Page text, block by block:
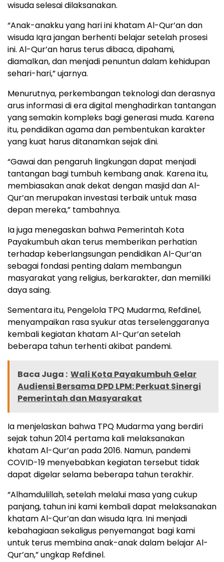
wisuda selesai dilaksanakan.
“Anak-anakku yang hari ini khatam Al-Qur’an dan
wisuda Iqra jangan berhenti belajar setelah prosesi
ini. Al-Qur’an harus terus dibaca, dipahami,
diamalkan, dan menjadi penuntun dalam kehidupan
sehari-hari,” ujarnya.
Menurutnya, perkembangan teknologi dan derasnya
arus informasi di era digital menghadirkan tantangan
yang semakin kompleks bagi generasi muda. Karena
itu, pendidikan agama dan pembentukan karakter
yang kuat harus ditanamkan sejak dini.
“Gawai dan pengaruh lingkungan dapat menjadi
tantangan bagi tumbuh kembang anak. Karena itu,
membiasakan anak dekat dengan masjid dan Al-
Qur’an merupakan investasi terbaik untuk masa
depan mereka,” tambahnya.
Ia juga menegaskan bahwa Pemerintah Kota
Payakumbuh akan terus memberikan perhatian
terhadap keberlangsungan pendidikan Al-Qur’an
sebagai fondasi penting dalam membangun
masyarakat yang religius, berkarakter, dan memiliki
daya saing.
Sementara itu, Pengelola TPQ Mudarma, Refdinel,
menyampaikan rasa syukur atas terselenggaranya
kembali kegiatan khatam Al-Qur’an setelah
beberapa tahun terhenti akibat pandemi.
Baca Juga : Wali Kota Payakumbuh Gelar
Audiensi Bersama DPD LPM: Perkuat Sinergi
Pemerintah dan Masyarakat
Ia menjelaskan bahwa TPQ Mudarma yang berdiri
sejak tahun 2014 pertama kali melaksanakan
khatam Al-Qur’an pada 2016. Namun, pandemi
COVID-19 menyebabkan kegiatan tersebut tidak
dapat digelar selama beberapa tahun terakhir.
“Alhamdulillah, setelah melalui masa yang cukup
panjang, tahun ini kami kembali dapat melaksanakan
khatam Al-Qur’an dan wisuda Iqra. Ini menjadi
kebahagiaan sekaligus penyemangat bagi kami
untuk terus membina anak-anak dalam belajar Al-
Qur’an,” ungkap Refdinel.